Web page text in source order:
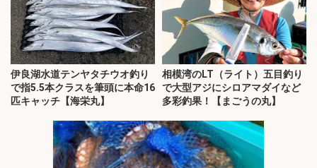
伊良湖水道テンヤタチウオ釣り
で指5.5本クラスを筆頭に本命16
匹キャッチ【海栄丸】
相模湾のLT（ライト）五目釣り
で大型アジにシロアマダイなど
多彩釣果！【まごうの丸】